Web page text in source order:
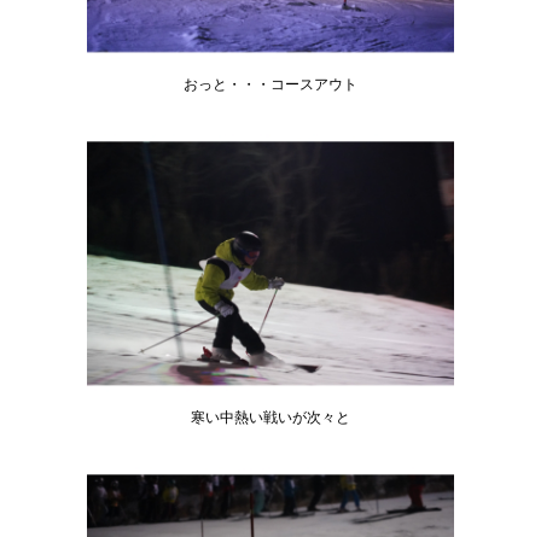
おっと・・・コースアウト
寒い中熱い戦いが次々と